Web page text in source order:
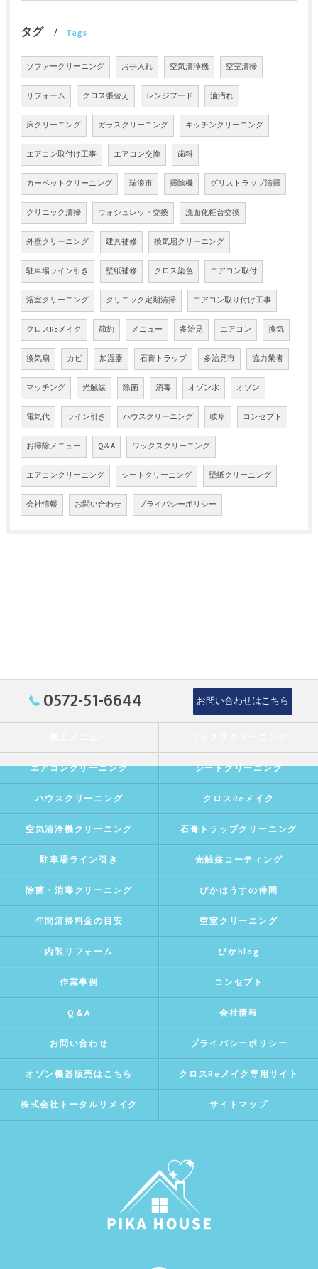
タグ Tags
ソファークリーニング お手入れ 空気清浄機 空室清掃
リフォーム クロス張替え レンジフード 油汚れ
床クリーニング ガラスクリーニング キッチンクリーニング
エアコン取付け工事 エアコン交換 歯科
カーペットクリーニング 瑞浪市 掃除機 グリストラップ清掃
クリニック清掃 ウォシュレット交換 洗面化粧台交換
外壁クリーニング 建具補修 換気扇クリーニング
駐車場ライン引き 壁紙補修 クロス染色 エアコン取付
浴室クリーニング クリニック定期清掃 エアコン取り付け工事
クロスReメイク 節約 メニュー 多治見 エアコン 換気
換気扇 カビ 加湿器 石膏トラップ 多治見市 協力業者
マッチング 光触媒 除菌 消毒 オゾン水 オゾン
電気代 ライン引き ハウスクリーニング 岐阜 コンセプト
お掃除メニュー Q＆A ワックスクリーニング
エアコンクリーニング シートクリーニング 壁紙クリーニング
会社情報 お問い合わせ プライバシーポリシー
0572-51-6644 お問い合わせはこちら
エアコンクリーニング シートクリーニング
ハウスクリーニング クロスReメイク
空気清浄機クリーニング 石膏トラップクリーニング
駐車場ライン引き 光触媒コーティング
除菌・消毒クリーニング ぴかはうすの仲間
年間清掃料金の目安 空室クリーニング
内装リフォーム ぴかblog
作業事例 コンセプト
Q＆A 会社情報
お問い合わせ プライバシーポリシー
オゾン機器販売はこちら クロスReメイク専用サイト
株式会社トータルリメイク サイトマップ